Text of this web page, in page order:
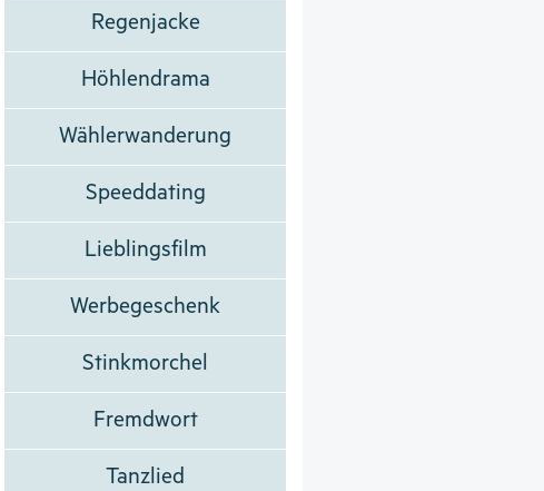
Regenjacke
Höhlendrama
Wählerwanderung
Speeddating
Lieblingsfilm
Werbegeschenk
Stinkmorchel
Fremdwort
Tanzlied